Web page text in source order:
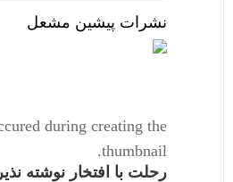
نشرات پیشین مشعل
during creating the
thumbnail.
رحلت با افتخار نوشته